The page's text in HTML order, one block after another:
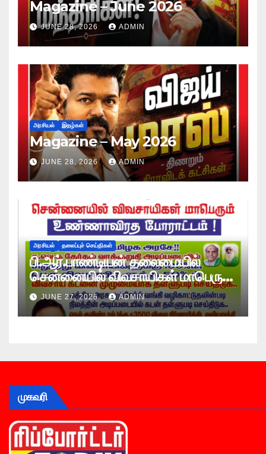
Magazine – June 2026
JUNE 28, 2026 ADMIN
அரசியல் இதழ்கள்
Magazine – May 2026
JUNE 28, 2026 ADMIN
அரசியல் தலைப்புச் செய்திகள்
பி.ஆர்.பாண்டியன் தலைமையில்
சென்னையில் விவசாயிகள் மாபெரும்
உண்ணாவிரத போராட்டம் !
JUNE 27, 2026 ADMIN
முகவரி